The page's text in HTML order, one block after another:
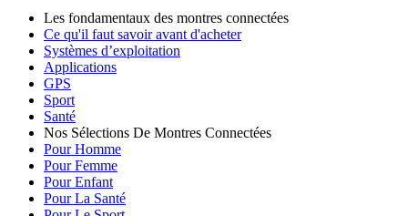
Les fondamentaux des montres connectées
Ce qu'il faut savoir avant d'acheter
Systèmes d’exploitation
Applications
GPS
Sport
Santé
Nos Sélections De Montres Connectées
Pour Homme
Pour Femme
Pour Enfant
Pour La Santé